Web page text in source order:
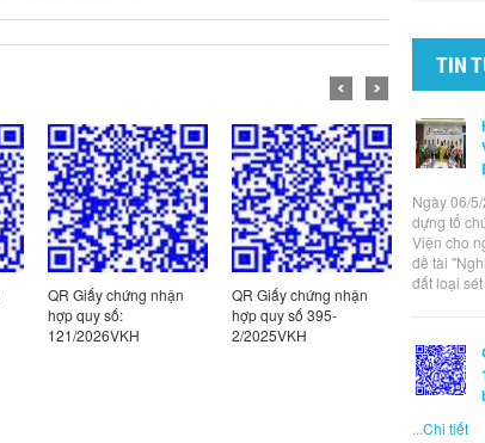
QR Giấy chứng nhận
hợp quy số:
121/2026VKH
QR Giấy chứng nhận
hợp quy số 395-
2/2025VKH
QR Giấy
hợp quy
TIN
Ngày 06/
dựng tổ
Viện cho
đề tài
đất loại
...Chi tiết